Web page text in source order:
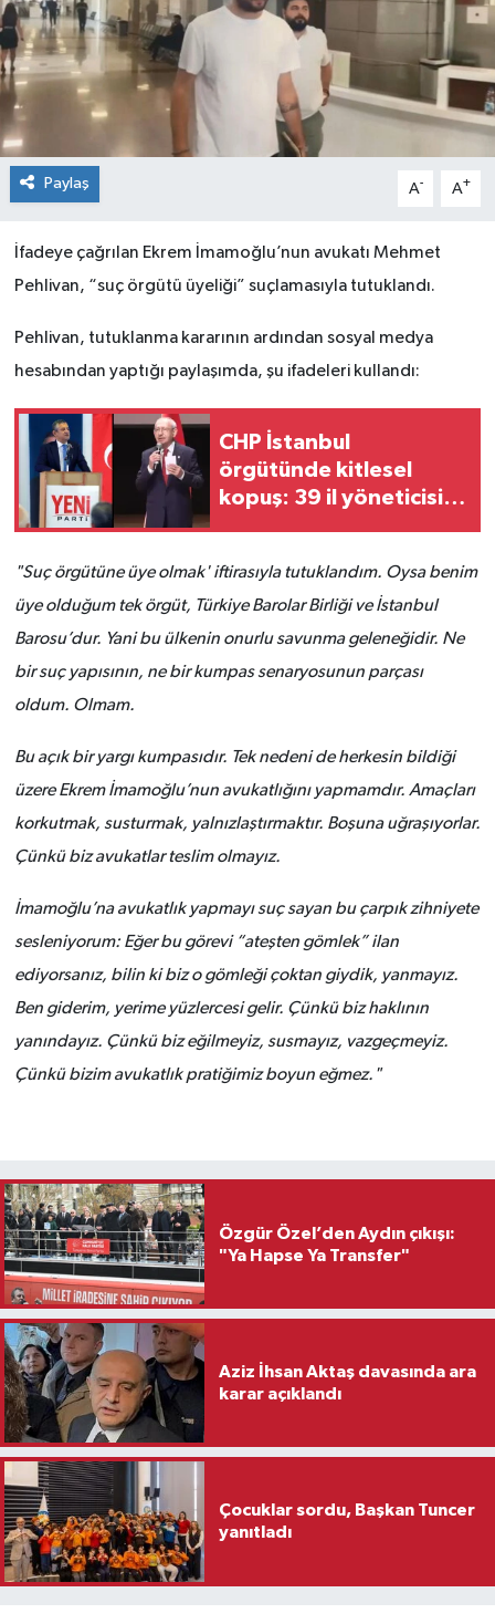
Paylaş A- A+
İfadeye çağrılan Ekrem İmamoğlu’nun avukatı Mehmet
Pehlivan, “suç örgütü üyeliği” suçlamasıyla tutuklandı.
Pehlivan, tutuklanma kararının ardından sosyal medya
hesabından yaptığı paylaşımda, şu ifadeleri kullandı:
CHP İstanbul
örgütünde kitlesel
kopuş: 39 il yöneticisi
"Suç örgütüne üye olmak' iftirasıyla tutuklandım. Oysa benim
üye olduğum tek örgüt, Türkiye Barolar Birliği ve İstanbul
Barosu’dur. Yani bu ülkenin onurlu savunma geleneğidir. Ne
bir suç yapısının, ne bir kumpas senaryosunun parçası
oldum. Olmam.
Bu açık bir yargı kumpasıdır. Tek nedeni de herkesin bildiği
üzere Ekrem İmamoğlu’nun avukatlığını yapmamdır. Amaçları
korkutmak, susturmak, yalnızlaştırmaktır. Boşuna uğraşıyorlar.
Çünkü biz avukatlar teslim olmayız.
İmamoğlu’na avukatlık yapmayı suç sayan bu çarpık zihniyete
sesleniyorum: Eğer bu görevi “ateşten gömlek” ilan
ediyorsanız, bilin ki biz o gömleği çoktan giydik, yanmayız.
Ben giderim, yerime yüzlercesi gelir. Çünkü biz haklının
yanındayız. Çünkü biz eğilmeyiz, susmayız, vazgeçmeyiz.
Çünkü bizim avukatlık pratiğimiz boyun eğmez."
Özgür Özel’den Aydın çıkışı:
"Ya Hapse Ya Transfer"
Aziz İhsan Aktaş davasında ara
karar açıklandı
Çocuklar sordu, Başkan Tuncer
yanıtladı